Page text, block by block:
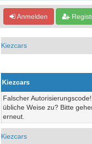
Anmelden
Kiezcars
Kiezcars
Falscher
übliche Weise zu? Bitte
erneut.
Kiezcars